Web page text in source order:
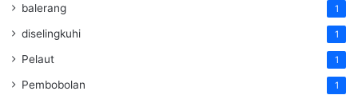
balerang 1
diselingkuhi 1
Pelaut 1
Pembobolan 1